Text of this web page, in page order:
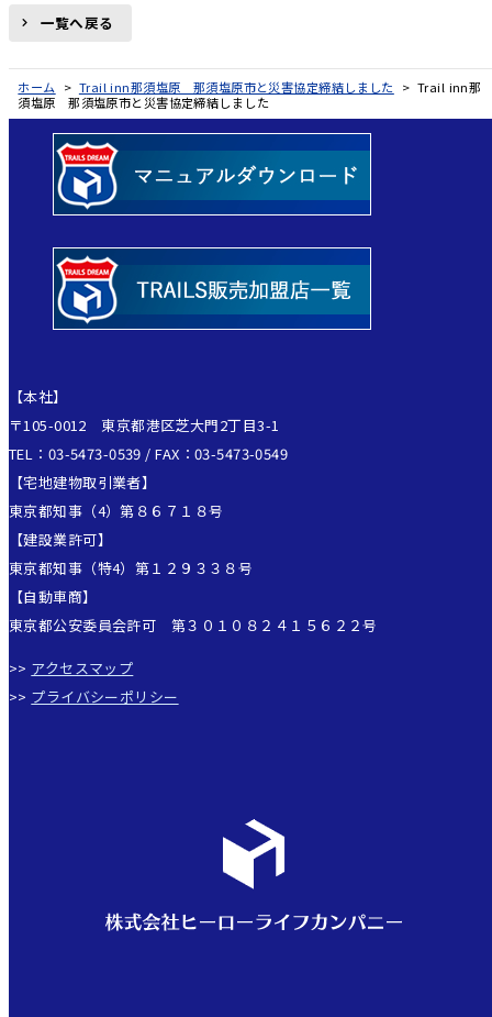
一覧へ戻る
ホーム > Trail inn那須塩原 那須塩原市と災害協定締結しました > Trail inn那
須塩原 那須塩原市と災害協定締結しました
【本社】
〒105-0012 東京都港区芝大門2丁目3-1
TEL：03-5473-0539 / FAX：03-5473-0549
【宅地建物取引業者】
東京都知事（4）第８６７１８号
【建設業許可】
東京都知事（特4）第１２９３３８号
【自動車商】
東京都公安委員会許可 第３０１０８２４１５６２２号
>> アクセスマップ
>> プライバシーポリシー